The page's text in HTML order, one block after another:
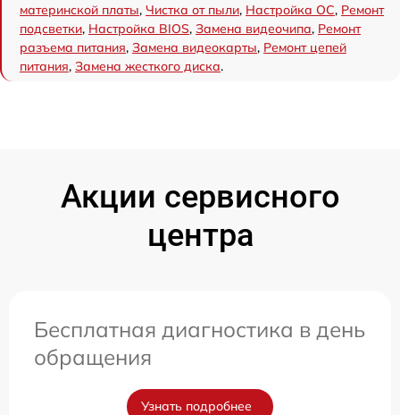
материнской платы, Чистка от пыли, Настройка ОС, Ремонт
подсветки, Настройка BIOS, Замена видеочипа, Ремонт
разъема питания, Замена видеокарты, Ремонт цепей
питания, Замена жесткого диска.
Акции сервисного
центра
Бесплатная диагностика в день
обращения
Узнать подробнее